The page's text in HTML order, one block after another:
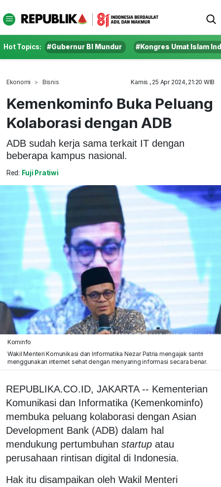
Hot Topics: #Gubernur BI Mundur #Kongres Umat Islam
Ekonomi Bisnis Kamis , 25 Apr 2024, 21:20 WIB
Kemenkominfo Buka Peluang
Kolaborasi dengan ADB
ADB sudah kerja sama terkait IT dengan
beberapa kampus nasional.
Red: Fuji Pratiwi
Kominfo
Wakil Menteri Komunikasi dan Informatika Nezar Patria mengajak santri
menggunakan internet sehat dengan menyaring informasi secara benar.
REPUBLIKA.CO.ID, JAKARTA -- Kementerian
Komunikasi dan Informatika (Kemenkominfo)
membuka peluang kolaborasi dengan Asian
Development Bank (ADB) dalam hal
mendukung pertumbuhan startup atau
perusahaan rintisan digital di Indonesia.
Hak itu disampaikan oleh Wakil Menteri